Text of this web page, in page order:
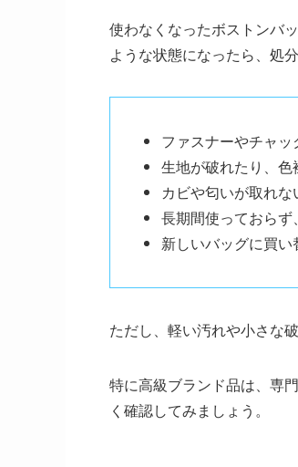
使わなくなったボストンバ
ような状態になったら、処
ファスナーやチャ
生地が破れたり、色
カビや匂いが取れな
長期間使っておら
新しいバッグに買い
ただし、軽い汚れや小さな
特に高級ブランド品は、専
く確認してみましょう。